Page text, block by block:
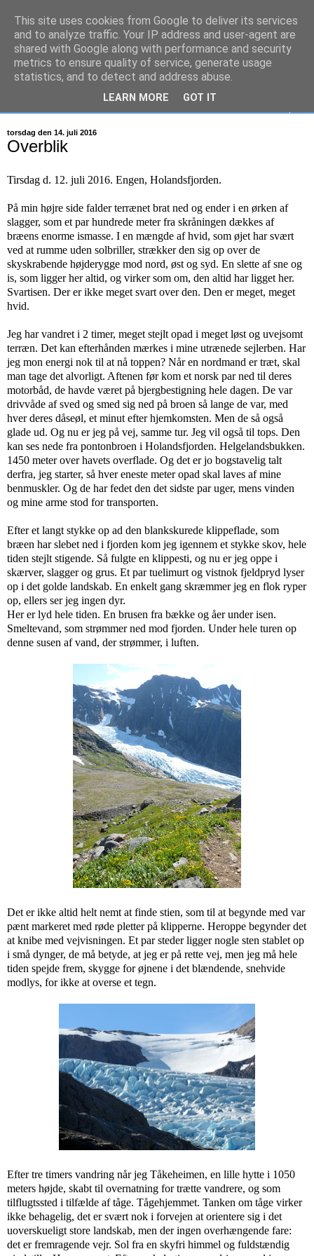
S/Y Mathilde
26 fods sejlbåd på eventyr...
torsdag den 14. juli 2016
Overblik
Tirsdag d. 12. juli 2016. Engen, Holandsfjorden.
På min højre side falder terrænet brat ned og ender i en ørken af
slagger, som et par hundrede meter fra skråningen dækkes af
bræens enorme ismasse. I en mængde af hvid, som øjet har svært
ved at rumme uden solbriller, strækker den sig op over de
skyskrabende højderygge mod nord, øst og syd. En slette af sne og
is, som ligger her altid, og virker som om, den altid har ligget her.
Svartisen. Der er ikke meget svart over den. Den er meget, meget
hvid.
Jeg har vandret i 2 timer, meget stejlt opad i meget løst og uvejsomt
terræn. Det kan efterhånden mærkes i mine utrænede sejlerben. Har
jeg mon energi nok til at nå toppen? Når en nordmand er træt, skal
man tage det alvorligt. Aftenen før kom et norsk par ned til deres
motorbåd, de havde været på bjergbestigning hele dagen. De var
drivvåde af sved og smed sig ned på broen så lange de var, med
hver deres dåseøl, et minut efter hjemkomsten. Men de så også
glade ud. Og nu er jeg på vej, samme tur. Jeg vil også til tops. Den
kan ses nede fra pontonbroen i Holandsfjorden. Helgelandsbukken.
1450 meter over havets overflade. Og det er jo bogstavelig talt
derfra, jeg starter, så hver eneste meter opad skal laves af mine
benmuskler. Og de har fedet den det sidste par uger, mens vinden
og mine arme stod for transporten.
Efter et langt stykke op ad den blankskurede klippeflade, som
bræen har slebet ned i fjorden kom jeg igennem et stykke skov, hele
tiden stejlt stigende. Så fulgte en klippesti, og nu er jeg oppe i
skærver, slagger og grus. Et par tuelimurt og vistnok fjeldpryd lyser
op i det golde landskab. En enkelt gang skræmmer jeg en flok ryper
op, ellers ser jeg ingen dyr.
Her er lyd hele tiden. En brusen fra bække og åer under isen.
Smeltevand, som strømmer ned mod fjorden. Under hele turen op
denne susen af vand, der strømmer, i luften.
Det er ikke altid helt nemt at finde stien, som til at begynde med var
pænt markeret med røde pletter på klipperne. Heroppe begynder det
at knibe med vejvisningen. Et par steder ligger nogle sten stablet op
i små dynger, de må betyde, at jeg er på rette vej, men jeg må hele
tiden spejde frem, skygge for øjnene i det blændende, snehvide
modlys, for ikke at overse et tegn.
Efter tre timers vandring når jeg Tåkeheimen, en lille hytte i 1050
meters højde, skabt til overnatning for trætte vandrere, og som
tilflugtssted i tilfælde af tåge. Tågehjemmet. Tanken om tåge virker
ikke behagelig, det er svært nok i forvejen at orientere sig i det
uoverskueligt store landskab, men der ingen overhængende fare:
det er fremragende vejr. Sol fra en skyfri himmel og fuldstændig
This site uses cookies from Google to deliver its services
and to analyze traffic. Your IP address and user-agent are
shared with Google along with performance and security
metrics to ensure quality of service, generate usage
statistics, and to detect and address abuse.
LEARN MORE GOT IT